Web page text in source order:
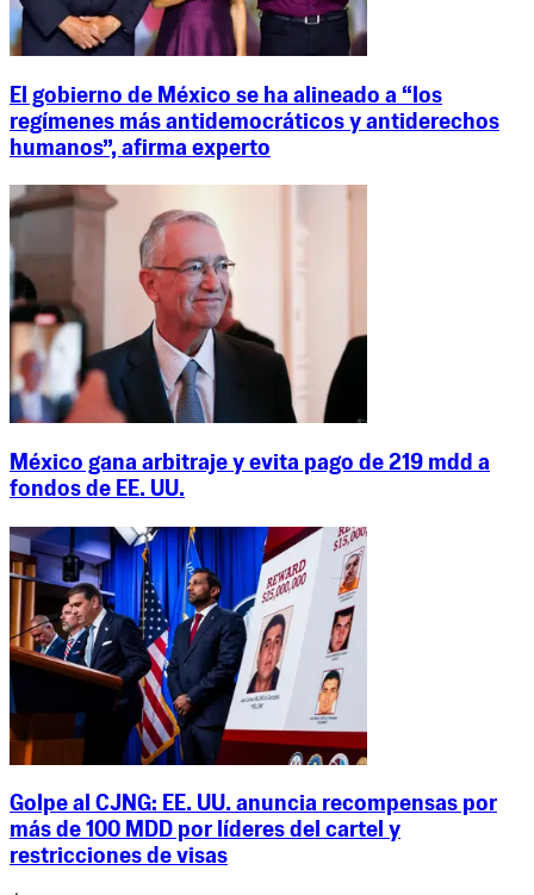
El gobierno de México se ha alineado a “los
regímenes más antidemocráticos y antiderechos
humanos”, afirma experto
México gana arbitraje y evita pago de 219 mdd a
fondos de EE. UU.
Golpe al CJNG: EE. UU. anuncia recompensas por
más de 100 MDD por líderes del cartel y
restricciones de visas